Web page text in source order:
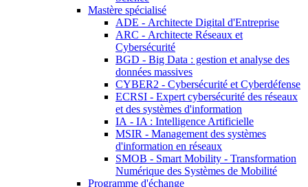
Mastère spécialisé
ADE - Architecte Digital d'Entreprise
ARC - Architecte Réseaux et
Cybersécurité
BGD - Big Data : gestion et analyse des
données massives
CYBER2 - Cybersécurité et Cyberdéfense
ECRSI - Expert cybersécurité des réseaux
et des systèmes d'information
IA - IA : Intelligence Artificielle
MSIR - Management des systèmes
d'information en réseaux
SMOB - Smart Mobility - Transformation
Numérique des Systèmes de Mobilité
Programme d'échange